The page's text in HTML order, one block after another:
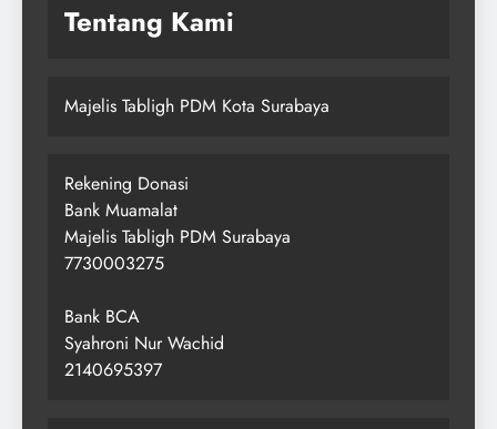
Tentang Kami
Majelis Tabligh PDM Kota Surabaya
Rekening Donasi
Bank Muamalat
Majelis Tabligh PDM Surabaya
7730003275
Bank BCA
Syahroni Nur Wachid
2140695397